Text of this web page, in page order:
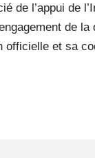
de l’appui de
de la
officielle et sa